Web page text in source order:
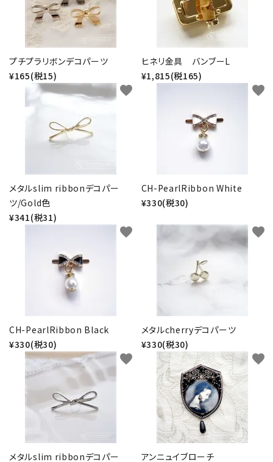
プチプラリボンデコパーツ
¥165(税15)
ヒネリ金具 バンブーL
¥1,815(税165)
メタルslim ribbonデコパー
ツ/Gold色
¥341(税31)
favorite
CH-PearlRibbon White
¥330(税30)
favorite
CH-PearlRibbon Black
¥330(税30)
favorite
メタルcherryデコパーツ
¥330(税30)
favorite
メタルslim ribbonデコパー
favorite
アンニュイブローチ
favorite